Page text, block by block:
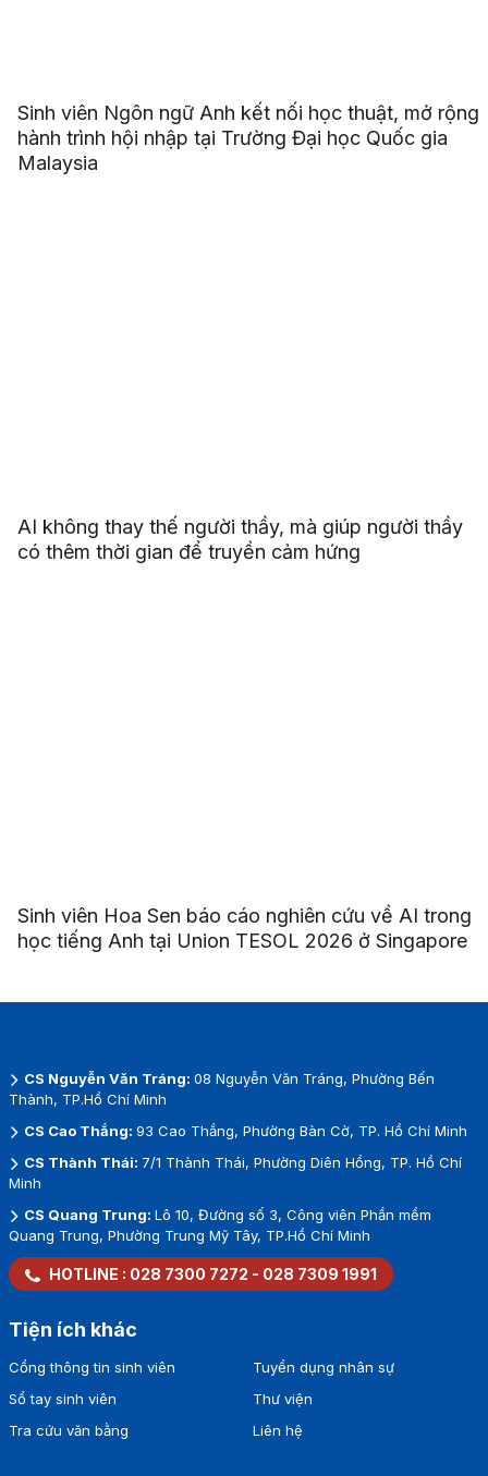
Sinh viên Ngôn ngữ Anh kết nối học thuật, mở rộng
hành trình hội nhập tại Trường Đại học Quốc gia
Malaysia
AI không thay thế người thầy, mà giúp người thầy
có thêm thời gian để truyền cảm hứng
Sinh viên Hoa Sen báo cáo nghiên cứu về AI trong
học tiếng Anh tại Union TESOL 2026 ở Singapore
CS Nguyễn Văn Tráng: 08 Nguyễn Văn Tráng, Phường Bến
Thành, TP.Hồ Chí Minh
CS Cao Thắng: 93 Cao Thắng, Phường Bàn Cờ, TP. Hồ Chí Minh
CS Thành Thái: 7/1 Thành Thái, Phường Diên Hồng, TP. Hồ Chí
Minh
CS Quang Trung: Lô 10, Đường số 3, Công viên Phần mềm
Quang Trung, Phường Trung Mỹ Tây, TP.Hồ Chí Minh
HOTLINE : 028 7300 7272 - 028 7309 1991
Tiện ích khác
Cổng thông tin sinh viên
Sổ tay sinh viên
Tra cứu văn bằng
Tuyển dụng nhân sự
Thư viện
Liên hệ